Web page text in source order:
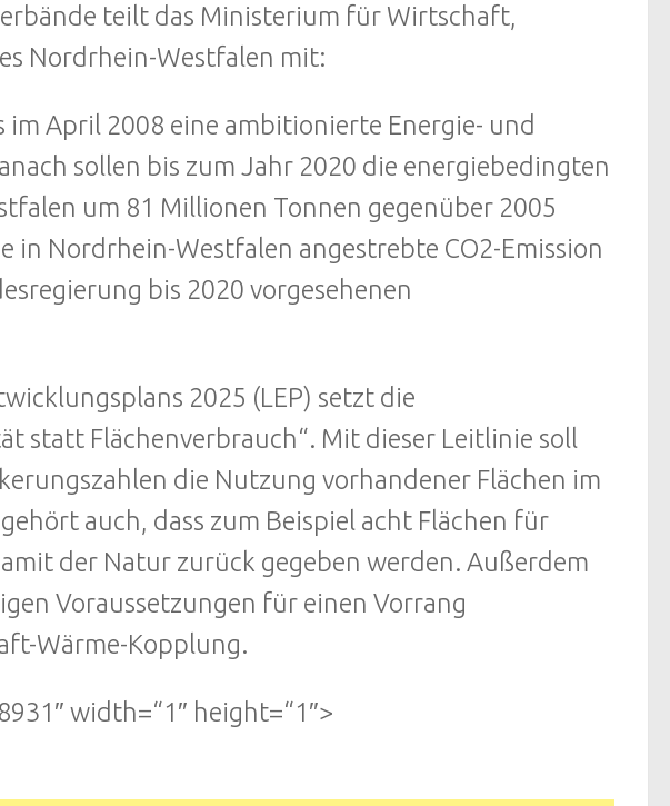
teilt das Ministerium für Wirtschaft,
Nordrhein-Westfalen mit:
im April 2008 eine ambitionierte Energie- und
sollen bis zum Jahr 2020 die energiebedingten
um 81 Millionen Tonnen gegenüber 2005
in Nordrhein-Westfalen angestrebte CO2-Emission
bis 2020 vorgesehenen
2025 (LEP) setzt die
statt Flächenverbrauch“. Mit dieser Leitlinie soll
die Nutzung vorhandener Flächen im
auch, dass zum Beispiel acht Flächen für
der Natur zurück gegeben werden. Außerdem
Voraussetzungen für einen Vorrang
Wärme-Kopplung.
width=“1″ height=“1″>